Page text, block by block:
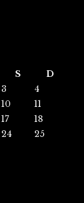
S
D
3
4
10
11
17
18
24
25